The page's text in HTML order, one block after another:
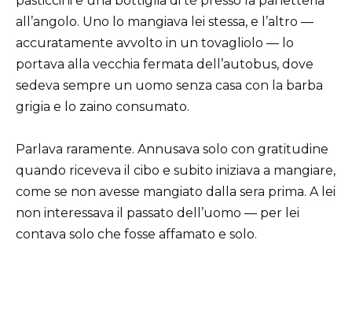
all’angolo. Uno lo mangiava lei stessa, e l’altro —
accuratamente avvolto in un tovagliolo — lo
portava alla vecchia fermata dell’autobus, dove
sedeva sempre un uomo senza casa con la barba
grigia e lo zaino consumato.
Parlava raramente. Annusava solo con gratitudine
quando riceveva il cibo e subito iniziava a mangiare,
come se non avesse mangiato dalla sera prima. A lei
non interessava il passato dell’uomo — per lei
contava solo che fosse affamato e solo.